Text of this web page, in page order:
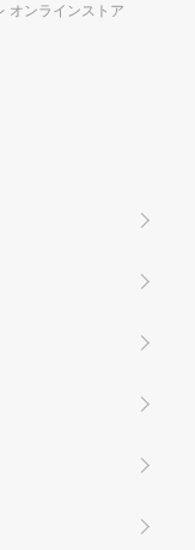
オンラインストア